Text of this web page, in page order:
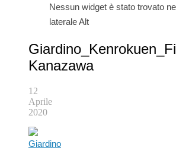
Nessun widget è stato trovato
laterale Alt
Kanazawa
12
Aprile
2020